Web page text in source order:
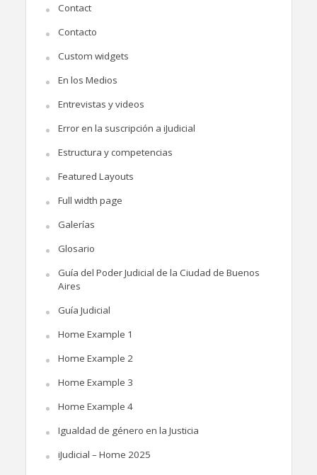
Contact
Contacto
Custom widgets
En los Medios
Entrevistas y videos
Error en la suscripción a iJudicial
Estructura y competencias
Featured Layouts
Full width page
Galerías
Glosario
Guía del Poder Judicial de la Ciudad de Buenos
Aires
Guía Judicial
Home Example 1
Home Example 2
Home Example 3
Home Example 4
Igualdad de género en la Justicia
iJudicial – Home 2025